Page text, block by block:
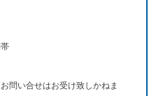
問い合せはお受け致しかねま